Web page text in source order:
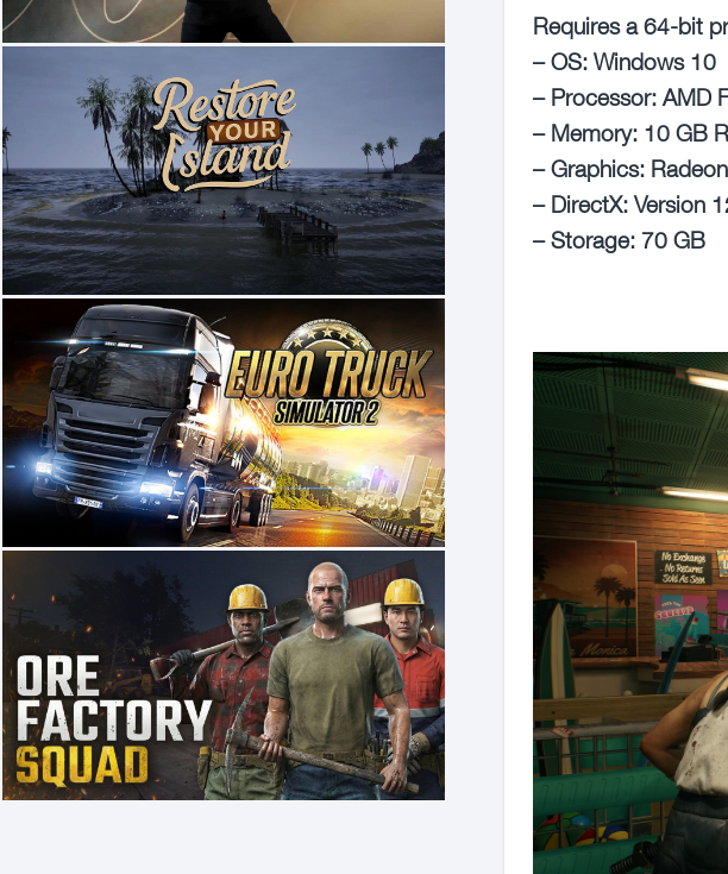
Requires a 64-bit
– OS: Windows 10
– Processor: AMD
– Memory: 10 GB
– Graphics:
– DirectX: Version
– Storage: 70 GB